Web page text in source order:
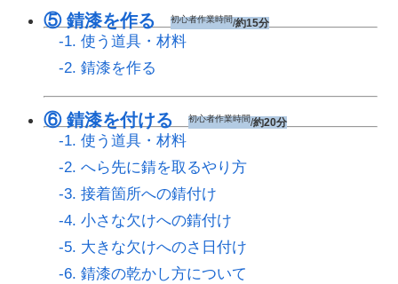
⑤ 錆漆を作る
初心者作業時間/約15分
-1. 使う道具・材料
-2. 錆漆を作る
⑥ 錆漆を付ける 初心者作業時間/約20分
-1. 使う道具・材料
-2. へら先に錆を取るやり方
-3. 接着箇所への錆付け
-4. 小さな欠けへの錆付け
-5. 大きな欠けへのさ日付け
-6. 錆漆の乾かし方について